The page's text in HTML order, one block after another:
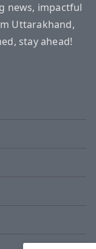
news, impactful
Uttarakhand,
stay ahead!